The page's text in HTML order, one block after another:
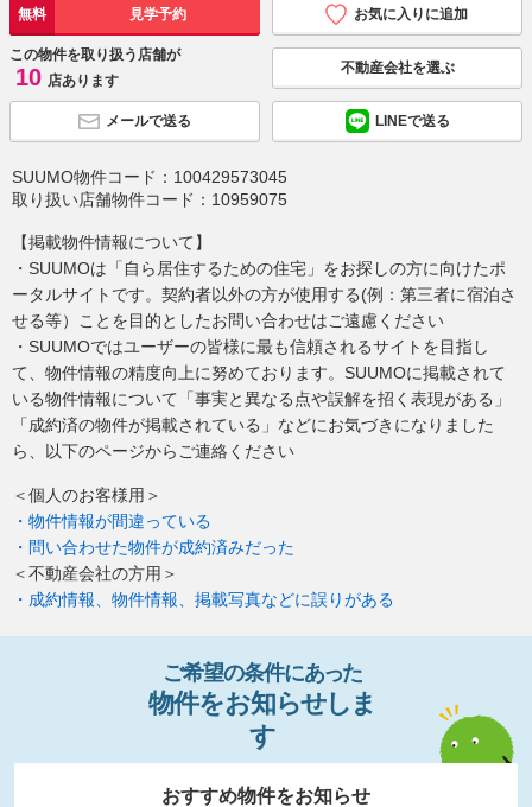
無料 見学予約 お気に入りに追加
この物件を取り扱う店舗が
10 店あります
不動産会社を選ぶ
メールで送る LINEで送る
SUUMO物件コード： 100429573045
取り扱い店舗物件コード： 10959075
【掲載物件情報について】
・SUUMOは「自ら居住するための住宅」をお探しの方に向けたポ
ータルサイトです。契約者以外の方が使用する(例：第三者に宿泊さ
せる等）ことを目的としたお問い合わせはご遠慮ください
・SUUMOではユーザーの皆様に最も信頼されるサイトを目指し
て、物件情報の精度向上に努めております。SUUMOに掲載されて
いる物件情報について「事実と異なる点や誤解を招く表現がある」
「成約済の物件が掲載されている」などにお気づきになりました
ら、以下のページからご連絡ください
＜個人のお客様用＞
・物件情報が間違っている
・問い合わせた物件が成約済みだった
＜不動産会社の方用＞
・成約情報、物件情報、掲載写真などに誤りがある
ご希望の条件にあった
物件をお知らせし ま
す
おすすめ物件をお知らせ